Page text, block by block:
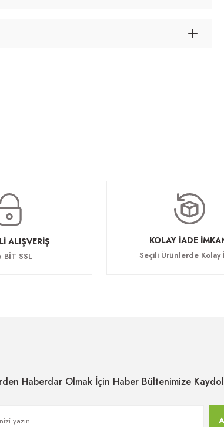
ALIŞVERİŞ
BİT SSL
KOLAY İADE
Seçili Ürünlerde Kolay
Haberdar Olmak İçin Haber Bültenimize